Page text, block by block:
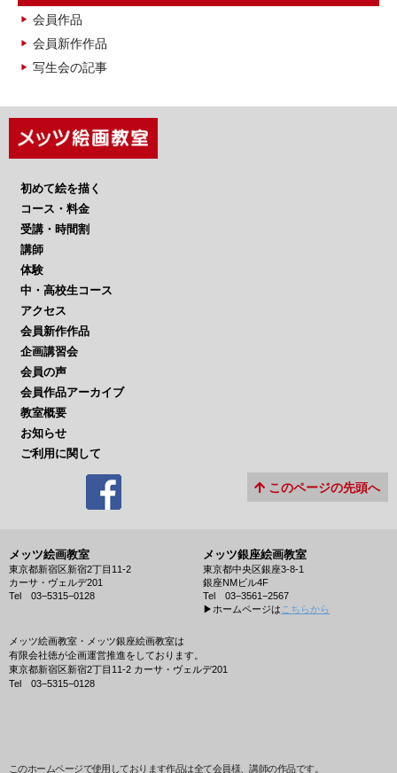
イ
ブ 会員作品
会員新作作品
写生会の記事
初めて絵を描く
コース・料金
受講・時間割
講師
体験
中・高校生コース
アクセス
会員新作作品
企画講習会
会員の声
会員作品アーカイブ
教室概要
お知らせ
ご利用に関して
このページの先頭へ
メッツ絵画教室
東京都新宿区新宿2丁目11-2
カーサ・ヴェルデ201
Tel 03−5315−0128
メッツ銀座絵画教室
東京都中央区銀座3-8-1
銀座NMビル4F
Tel 03−3561−2567
▶︎ホームページは こちらから
メッツ絵画教室・メッツ銀座絵画教室は
有限会社徳が企画運営推進をしております。
東京都新宿区新宿2丁目11-2 カーサ・ヴェルデ201
Tel 03−5315−0128
このホームページで使用しております作品は全て会員様、講師の作品です。